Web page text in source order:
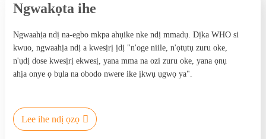
Ngwakọta ihe
Ngwaahịa ndị na-egbo mkpa ahụike nke ndị mmadụ. Dịka WHO si
kwuo, ngwaahịa ndị a kwesịrị ịdị "n'oge niile, n'ọtụtụ zuru oke,
n'ụdị dose kwesịrị ekwesị, yana mma na ozi zuru oke, yana ọnụ
ahịa onye ọ bụla na obodo nwere ike ịkwụ ụgwọ ya".
Lee ihe ndị ọzọ